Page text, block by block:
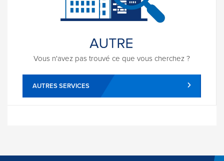
Vous n'avez pas trouvé ce que vous cherchez ?
AUTRES SERVICES